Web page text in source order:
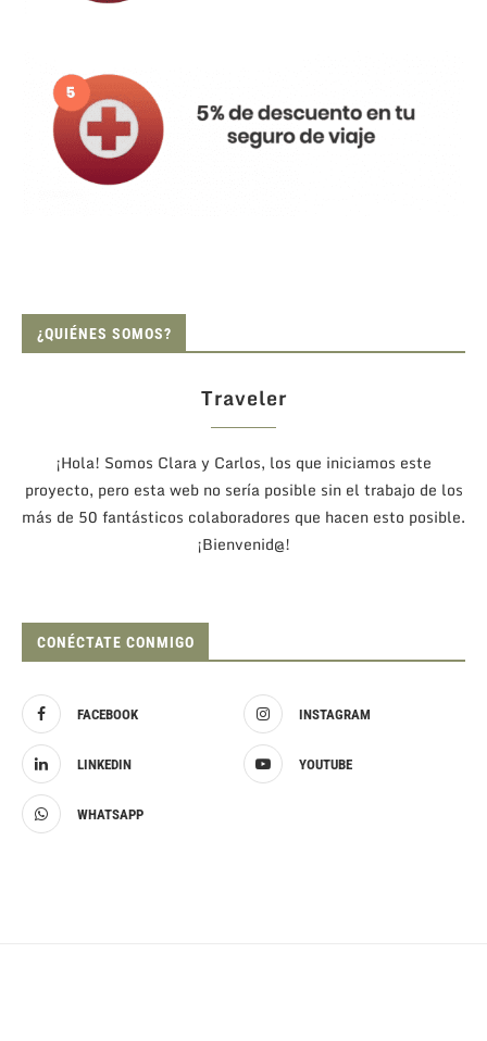
¿QUIÉNES SOMOS?
Traveler
¡Hola! Somos Clara y Carlos, los que iniciamos este
proyecto, pero esta web no sería posible sin el trabajo de los
más de 50 fantásticos colaboradores que hacen esto posible.
¡Bienvenid@!
CONÉCTATE CONMIGO
FACEBOOK INSTAGRAM
LINKEDIN YOUTUBE
WHATSAPP